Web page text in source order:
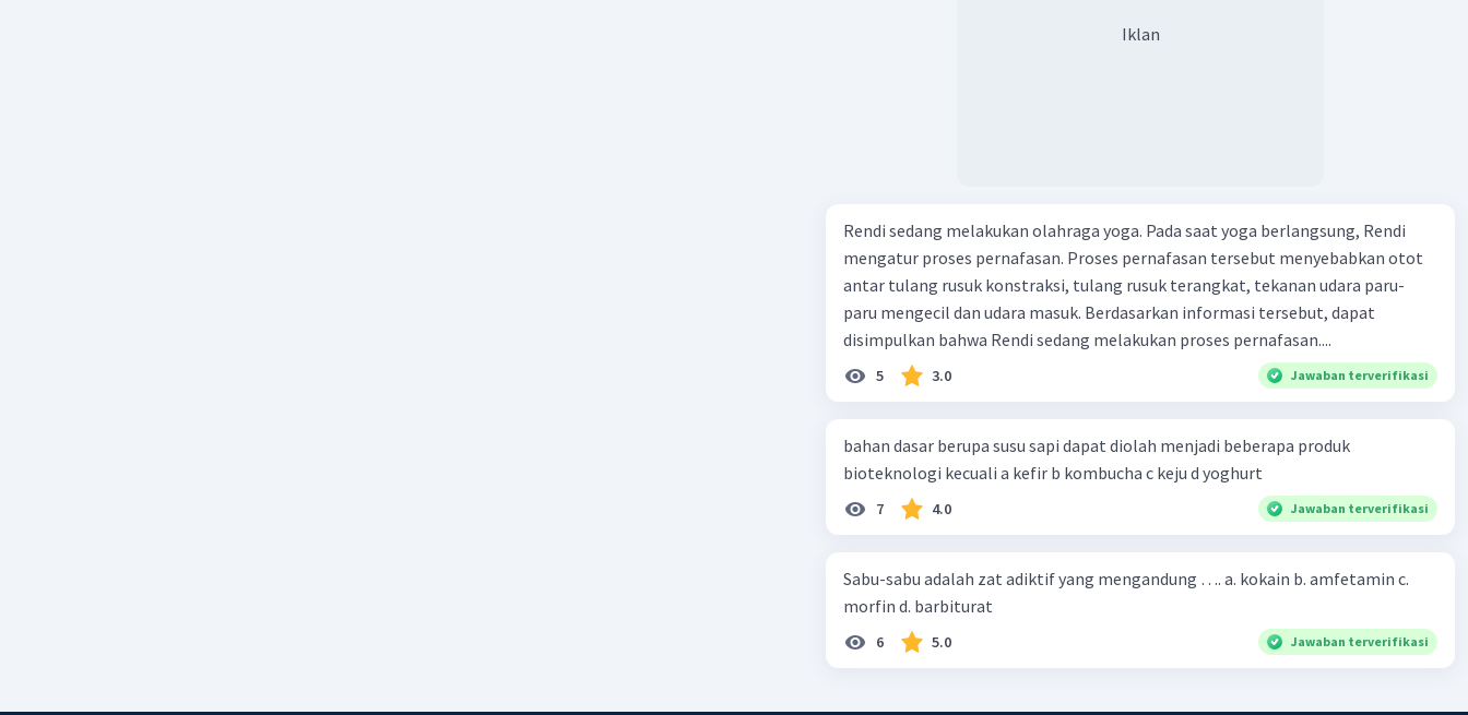
Iklan
Rendi sedang melakukan olahraga yoga. Pada saat yoga berlangsung, Rendi
mengatur proses pernafasan. Proses pernafasan tersebut menyebabkan otot
antar tulang rusuk konstraksi, tulang rusuk terangkat, tekanan udara paru-
paru mengecil dan udara masuk. Berdasarkan informasi tersebut, dapat
disimpulkan bahwa Rendi sedang melakukan proses pernafasan....
5 3.0 Jawaban terverifikasi
bahan dasar berupa susu sapi dapat diolah menjadi beberapa produk
bioteknologi kecuali a kefir b kombucha c keju d yoghurt
7 4.0 Jawaban terverifikasi
Sabu-sabu adalah zat adiktif yang mengandung …. a. kokain b. amfetamin c.
morfin d. barbiturat
6 5.0 Jawaban terverifikasi